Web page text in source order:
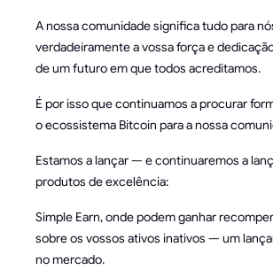
A nossa comunidade significa tudo para
verdadeiramente a vossa força e
de um futuro em que todos acreditamos.
É por isso que continuamos a procurar
o ecossistema Bitcoin para a nossa
Estamos a lançar — e continuaremos a
produtos de excelência:
Simple Earn, onde podem ganhar
sobre os vossos ativos inativos — um
no mercado.